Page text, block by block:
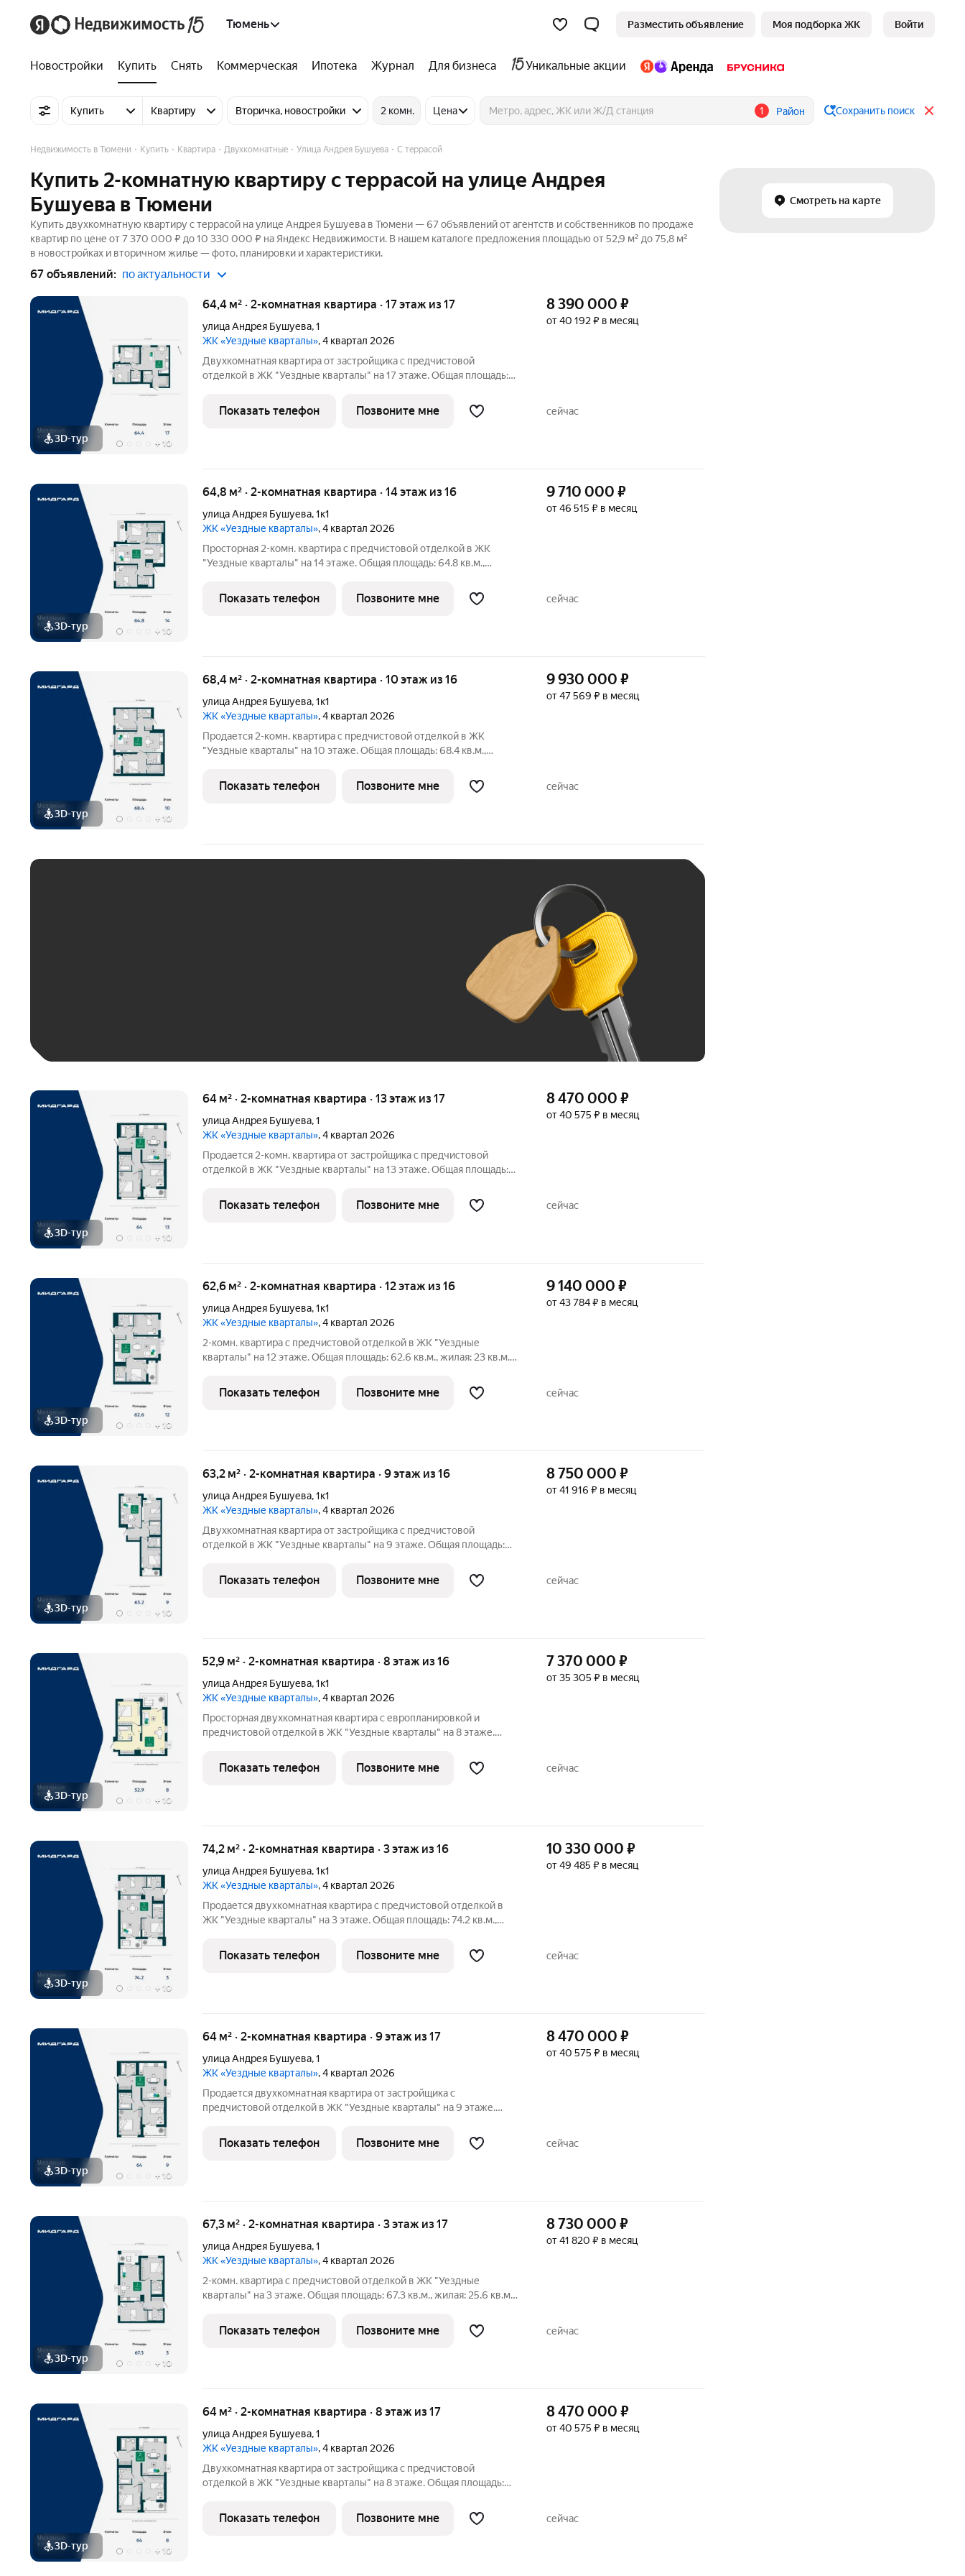
Тюмень Разместить объявление Моя подборка ЖК Войти
Новостройки Купить Снять Коммерческая Ипотека Журнал Для бизнеса Уникальные акции
Купить Квартиру Вторичка, новостройки 2 комн. Цена 1 Район Сохранить поиск
Смотреть на карте
Недвижимость в Тюмени Купить Квартира Двухкомнатные Улица Андрея Бушуева С террасой
Купить 2-комнатную квартиру с террасой на улице Андрея
Бушуева в Тюмени
Купить двухкомнатную квартиру с террасой на улице Андрея Бушуева в Тюмени — 67 объявлений от агентств и собственников по продаже
квартир по цене от 7 370 000 ₽ до 10 330 000 ₽ на Яндекс Недвижимости. В нашем каталоге предложения площадью от 52,9 м² до 75,8 м²
в новостройках и вторичном жилье — фото, планировки и характеристики.
67 объявлений: по актуальности
3D-тур + 10
64,4 м² · 2-комнатная квартира · 17 этаж из 17
улица Андрея Бушуева,1
ЖК «Уездные кварталы», 4 квартал 2026
Двухкомнатная квартира от застройщика с предчистовой
отделкой в ЖК "Уездные кварталы" на 17 этаже. Общая площадь:
24.1 кв.м. Угловая квартира, очень светлая, естественная
вентиляция при
8 390 000 ₽
от 40 192 ₽ в месяц
Показать телефон Позвоните мне сейчас
3D-тур + 10
64,8 м² · 2-комнатная квартира · 14 этаж из 16
улица Андрея Бушуева,1к1
ЖК «Уездные кварталы», 4 квартал 2026
Просторная 2-комн. квартира с предчистовой отделкой в ЖК
"Уездные кварталы" на 14 этаже. Общая площадь: 64.8 кв.м.,
Комнаты изолированные, все окна выходят на одну сторону. В
квартире
9 710 000 ₽
от 46 515 ₽ в месяц
Показать телефон Позвоните мне сейчас
3D-тур + 10
68,4 м² · 2-комнатная квартира · 10 этаж из 16
улица Андрея Бушуева,1к1
ЖК «Уездные кварталы», 4 квартал 2026
Продается 2-комн. квартира с предчистовой отделкой в ЖК
"Уездные кварталы" на 10 этаже. Общая площадь: 68.4 кв.м.,
Комнаты изолированные, все окна выходят на одну сторону. В
квартире
9 930 000 ₽
от 47 569 ₽ в месяц
Показать телефон Позвоните мне сейчас
3D-тур + 10
64 м² · 2-комнатная квартира · 13 этаж из 17
улица Андрея Бушуева,1
ЖК «Уездные кварталы», 4 квартал 2026
Продается 2-комн. квартира от застройщика с предчистовой
отделкой в ЖК "Уездные кварталы" на 13 этаже. Общая площадь:
кв.м. Угловая квартира, идеально подойдет любителям тишины и
8 470 000 ₽
от 40 575 ₽ в месяц
Показать телефон Позвоните мне сейчас
3D-тур + 10
62,6 м² · 2-комнатная квартира · 12 этаж из 16
улица Андрея Бушуева,1к1
ЖК «Уездные кварталы», 4 квартал 2026
2-комн. квартира с предчистовой отделкой в ЖК "Уездные
кварталы" на 12 этаже. Общая площадь: 62.6 кв.м., жилая: 23 кв.м.,
изолированные, все окна выходят на одну сторону. В квартире
одна лоджия,
9 140 000 ₽
от 43 784 ₽ в месяц
Показать телефон Позвоните мне сейчас
3D-тур + 10
63,2 м² · 2-комнатная квартира · 9 этаж из 16
улица Андрея Бушуева,1к1
ЖК «Уездные кварталы», 4 квартал 2026
Двухкомнатная квартира от застройщика с предчистовой
отделкой в ЖК "Уездные кварталы" на 9 этаже. Общая площадь:
19.3 кв.м. Квартира - распашонка, без проходных комнат, окна
выходят на
8 750 000 ₽
от 41 916 ₽ в месяц
Показать телефон Позвоните мне сейчас
3D-тур + 10
52,9 м² · 2-комнатная квартира · 8 этаж из 16
улица Андрея Бушуева,1к1
ЖК «Уездные кварталы», 4 квартал 2026
Просторная двухкомнатная квартира с европланировкой и
предчистовой отделкой в ЖК "Уездные кварталы" на 8 этаже.
гостиной-столовой с кухонной зоной: 22.5 кв.м. Европланировка, в
просторной
7 370 000 ₽
от 35 305 ₽ в месяц
Показать телефон Позвоните мне сейчас
3D-тур + 10
74,2 м² · 2-комнатная квартира · 3 этаж из 16
улица Андрея Бушуева,1к1
ЖК «Уездные кварталы», 4 квартал 2026
Продается двухкомнатная квартира с предчистовой отделкой в
ЖК "Уездные кварталы" на 3 этаже. Общая площадь: 74.2 кв.м.,
Угловая квартира, окна oбecпeчивaют paвнoмepнoe ocвeщeниe в
10 330 000 ₽
от 49 485 ₽ в месяц
Показать телефон Позвоните мне сейчас
3D-тур + 10
64 м² · 2-комнатная квартира · 9 этаж из 17
улица Андрея Бушуева,1
ЖК «Уездные кварталы», 4 квартал 2026
Продается двухкомнатная квартира от застройщика с
предчистовой отделкой в ЖК "Уездные кварталы" на 9 этаже.
кухни-столовой: 18.7 кв.м. Угловая квартира, идеально подойдет
любителям тишины и
8 470 000 ₽
от 40 575 ₽ в месяц
Показать телефон Позвоните мне сейчас
3D-тур + 10
67,3 м² · 2-комнатная квартира · 3 этаж из 17
улица Андрея Бушуева,1
ЖК «Уездные кварталы», 4 квартал 2026
2-комн. квартира с предчистовой отделкой в ЖК "Уездные
кварталы" на 3 этаже. Общая площадь: 67.3 кв.м., жилая: 25.6 кв.м.,
очень светлая, естественная вентиляция при открытии окон. В
8 730 000 ₽
от 41 820 ₽ в месяц
Показать телефон Позвоните мне сейчас
3D-тур + 10
64 м² · 2-комнатная квартира · 8 этаж из 17
улица Андрея Бушуева,1
ЖК «Уездные кварталы», 4 квартал 2026
Двухкомнатная квартира от застройщика с предчистовой
отделкой в ЖК "Уездные кварталы" на 8 этаже. Общая площадь:
кв.м. Угловая квартира, окна oбecпeчивaют paвнoмepнoe
ocвeщeниe в
8 470 000 ₽
от 40 575 ₽ в месяц
Показать телефон Позвоните мне сейчас